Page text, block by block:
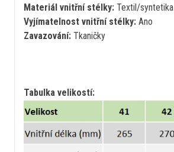
Materiál vnitřní stélky: Textil/syntetika
Vyjímatelnost vnitřní stélky: Ano
Zavazování: Tkaničky
Tabulka velikostí: